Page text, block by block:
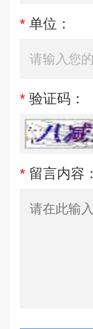
* 单位：
* 验证码：
* 留言内容：